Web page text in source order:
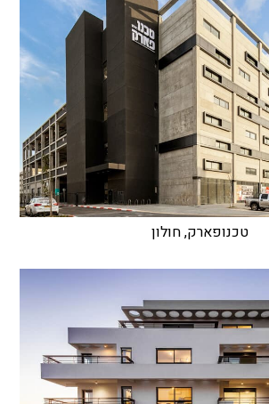
טכנופארק, חולון